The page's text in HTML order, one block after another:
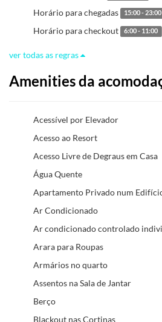
Horário para chegadas 15:00 - 23:00
Horário para checkout 6:00 - 11:00
ver todas as regras
Amenities da
Acessível por Elevador
Acesso ao Resort
Acesso Livre de Degraus em Casa
Água Quente
Apartamento Privado num
Ar Condicionado
Ar condicionado controlado
Arara para Roupas
Armários no quarto
Assentos na Sala de Jantar
Berço
Blackout nas Cortinas